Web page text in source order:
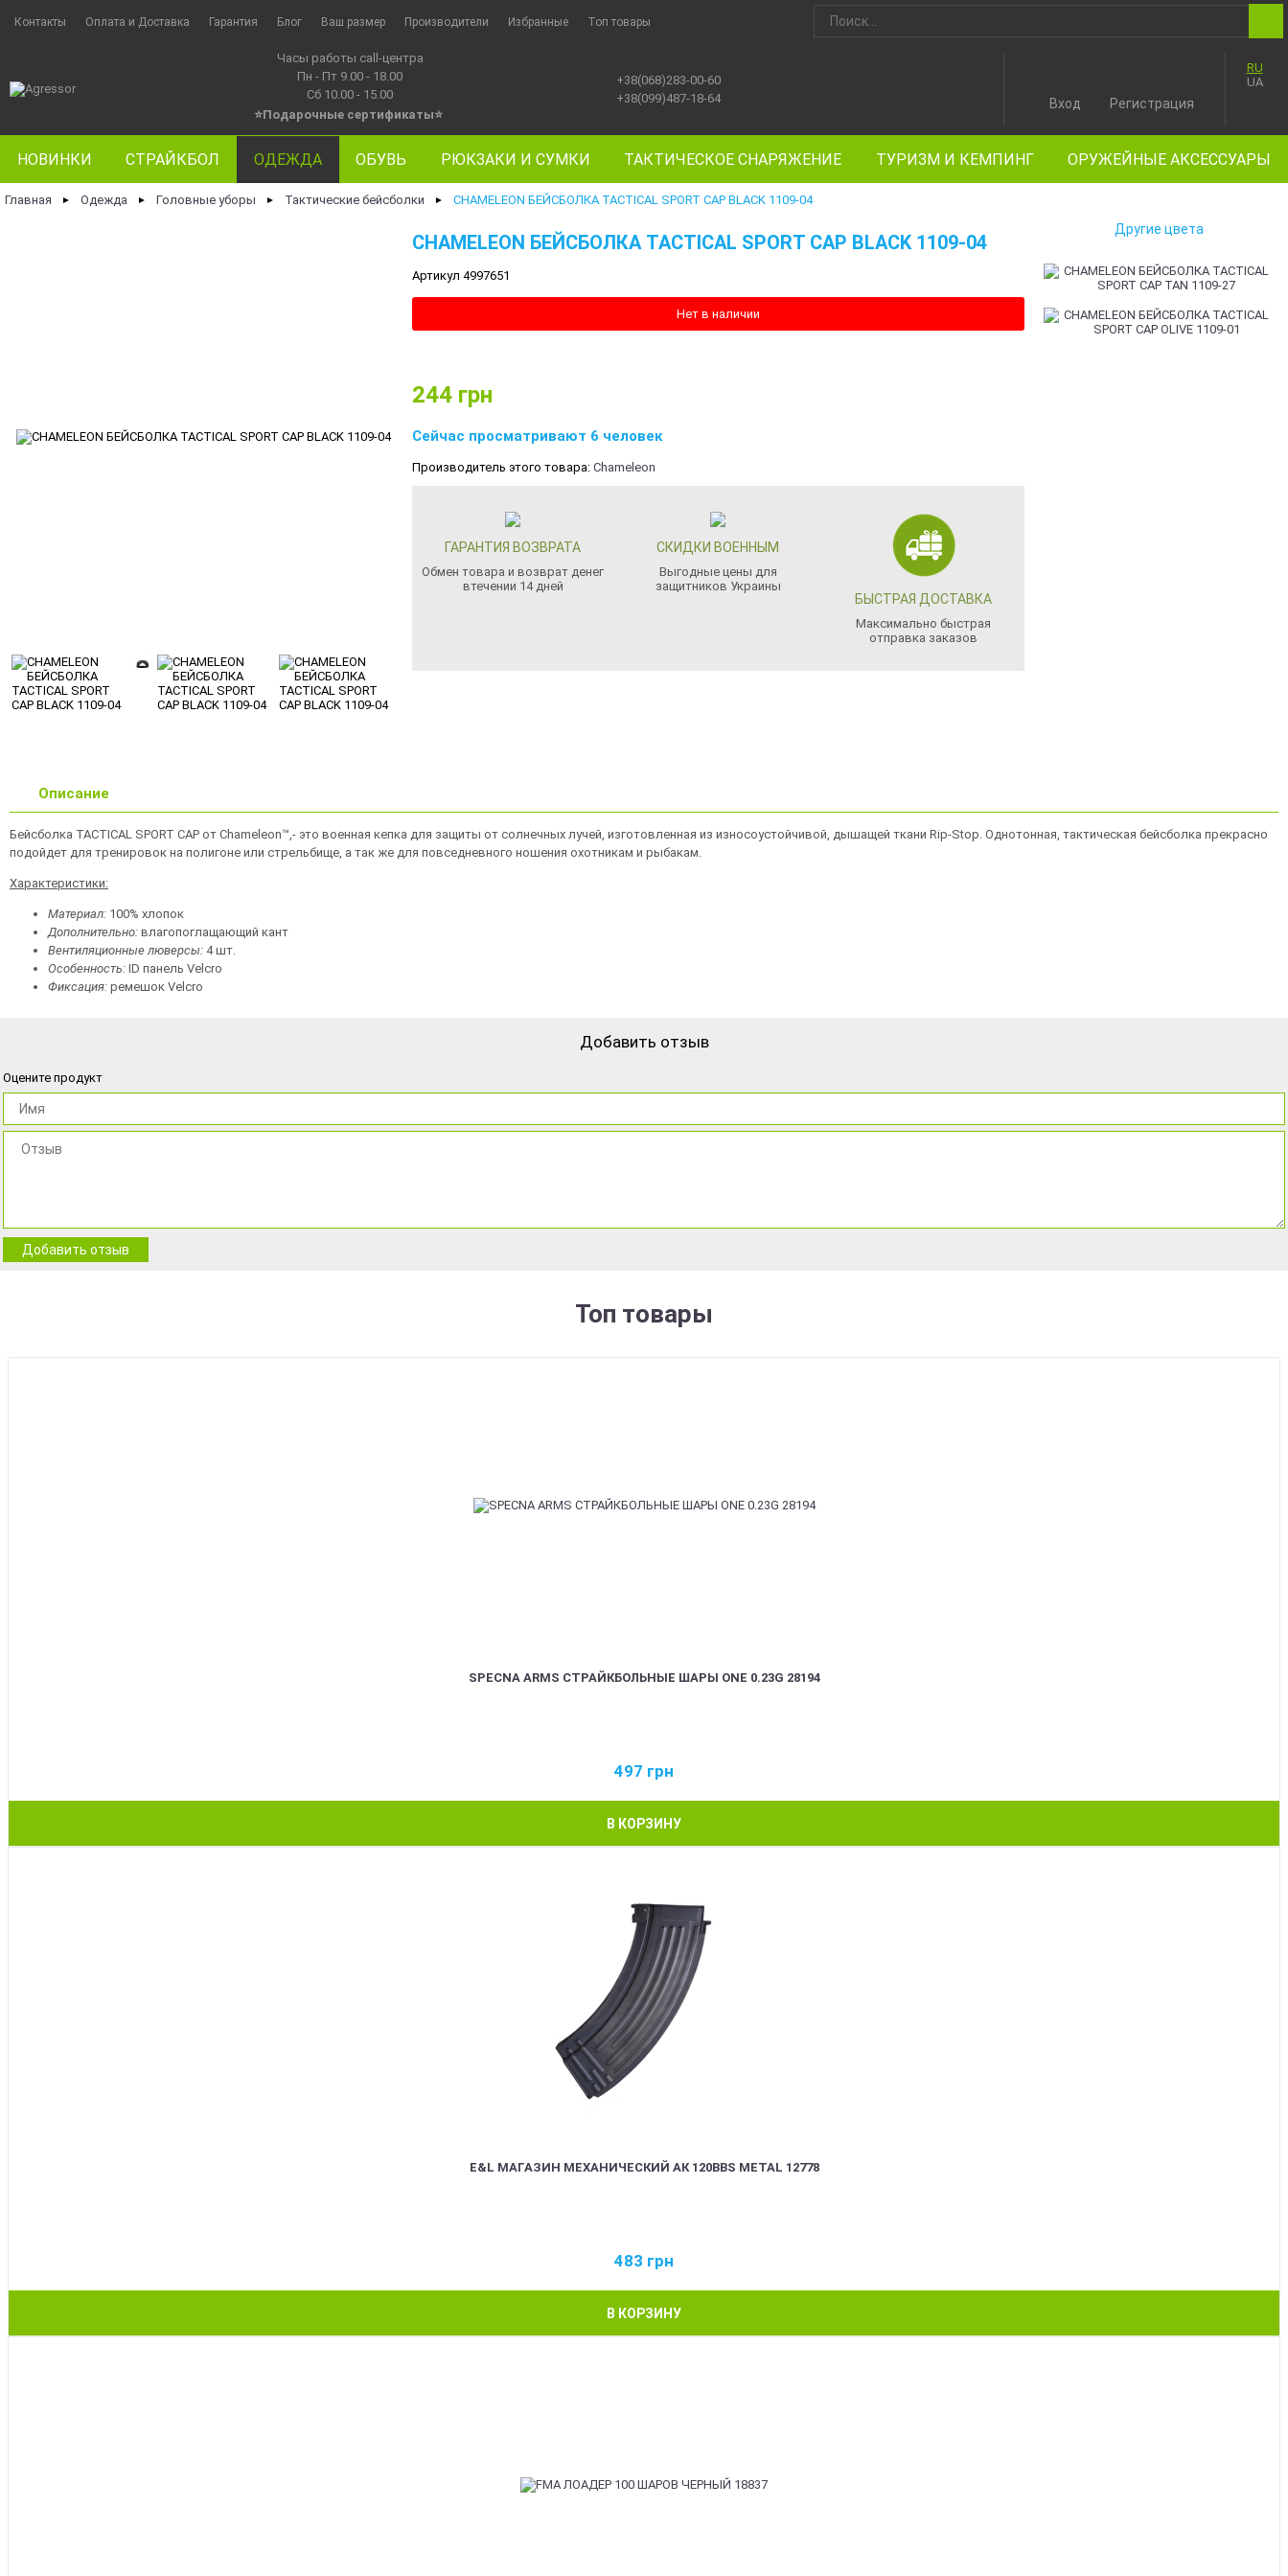
Контакты Оплата и Доставка Гарантия Блог Ваш размер Производители Избранные Топ товары
Часы работы call-центра
Пн - Пт 9.00 - 18.00
Сб 10.00 - 15.00
⭐Подарочные сертификаты⭐
+38(068)283-00-60
+38(099)487-18-64
RU
UA
Вход Регистрация
НОВИНКИ СТРАЙКБОЛ ОДЕЖДА ОБУВЬ РЮКЗАКИ И СУМКИ ТАКТИЧЕСКОЕ СНАРЯЖЕНИЕ ТУРИЗМ И КЕМПИНГ ОРУЖЕЙНЫЕ АКСЕССУАРЫ
Главная ► Одежда ► Головные уборы ► Тактические бейсболки ► CHAMELEON БЕЙСБОЛКА TACTICAL SPORT CAP BLACK 1109-04
CHAMELEON БЕЙСБОЛКА TACTICAL SPORT CAP BLACK 1109-04
Артикул 4997651
Нет в наличии
244 грн
Сейчас просматривают 6 человек
Производитель этого товара: Chameleon
ГАРАНТИЯ ВОЗВРАТА
Обмен товара и возврат денег
втечении 14 дней
СКИДКИ ВОЕННЫМ
Выгодные цены для
защитников Украины
БЫСТРАЯ ДОСТАВКА
Максимально быстрая
отправка заказов
Другие цвета
Описание
Бейсболка TACTICAL SPORT CAP от Chameleon™,- это военная кепка для защиты от солнечных лучей, изготовленная из износоустойчивой, дышащей ткани Rip-Stop. Однотонная, тактическая бейсболка прекрасно
подойдет для тренировок на полигоне или стрельбище, а так же для повседневного ношения охотникам и рыбакам.
Характеристики:
Материал: 100% хлопок
Дополнительно: влагопоглащающий кант
Вентиляционные люверсы: 4 шт.
Особенность: ID панель Velcro
Фиксация: ремешок Velcro
Добавить отзыв
Оцените продукт
Добавить отзыв
Топ товары
SPECNA ARMS СТРАЙКБОЛЬНЫЕ ШАРЫ ONE 0.23G 28194
497 грн
В КОРЗИНУ
E&L МАГАЗИН МЕХАНИЧЕСКИЙ АК 120BBS METAL 12778
483 грн
В КОРЗИНУ